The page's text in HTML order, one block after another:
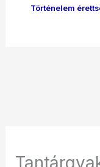
Történelem